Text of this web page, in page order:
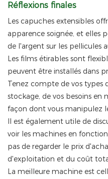
Réflexions finales
Les capuches extensibles
apparence soignée, et elles
de l'argent sur les pellicules
Les films étirables sont
peuvent être installés dans
Tenez compte de vos types
stockage, de vos besoins en
façon dont vous manipulez
Il est également utile de
voir les machines en
pas de regarder le prix
d'exploitation et du coût
La meilleure machine est